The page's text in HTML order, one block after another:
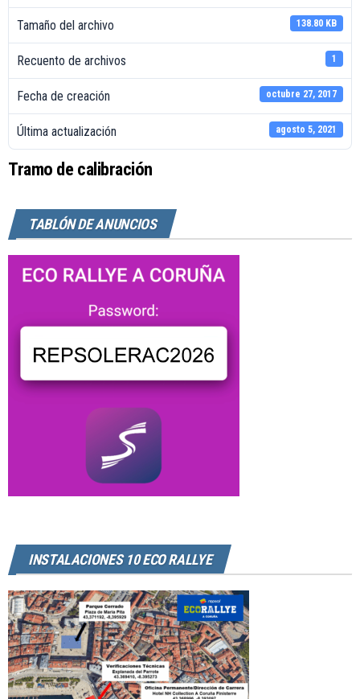
c
i
ó
n
Tamaño del archivo 138.80 KB
Recuento de archivos 1
Fecha de creación octubre 27, 2017
Última actualización agosto 5, 2021
Tramo de calibración
TABLÓN DE ANUNCIOS
INSTALACIONES 10 ECO RALLYE